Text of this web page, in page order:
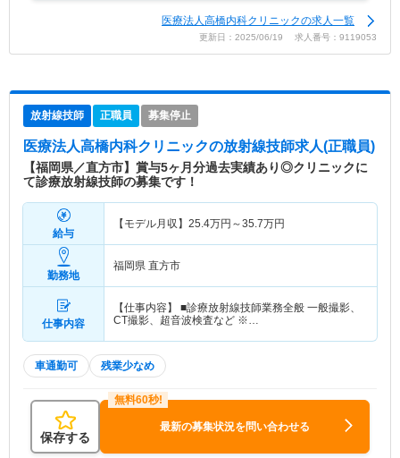
医療法人高橋内科クリニックの求人一覧
更新日：2025/06/19 求人番号：9119053
放射線技師 正職員 募集停止
医療法人高橋内科クリニックの放射線技師求人(正職員)
【福岡県／直方市】賞与5ヶ月分過去実績あり◎クリニックに
て診療放射線技師の募集です！
給与
【モデル月収】 25.4万円～35.7万円
勤務地
福岡県 直方市
仕事内容
【仕事内容】 ■診療放射線技師業務全般 一般撮影、
CT撮影、超音波検査など ※…
車通勤可 残業少なめ
保存する
最新の募集状況を問い合わせる